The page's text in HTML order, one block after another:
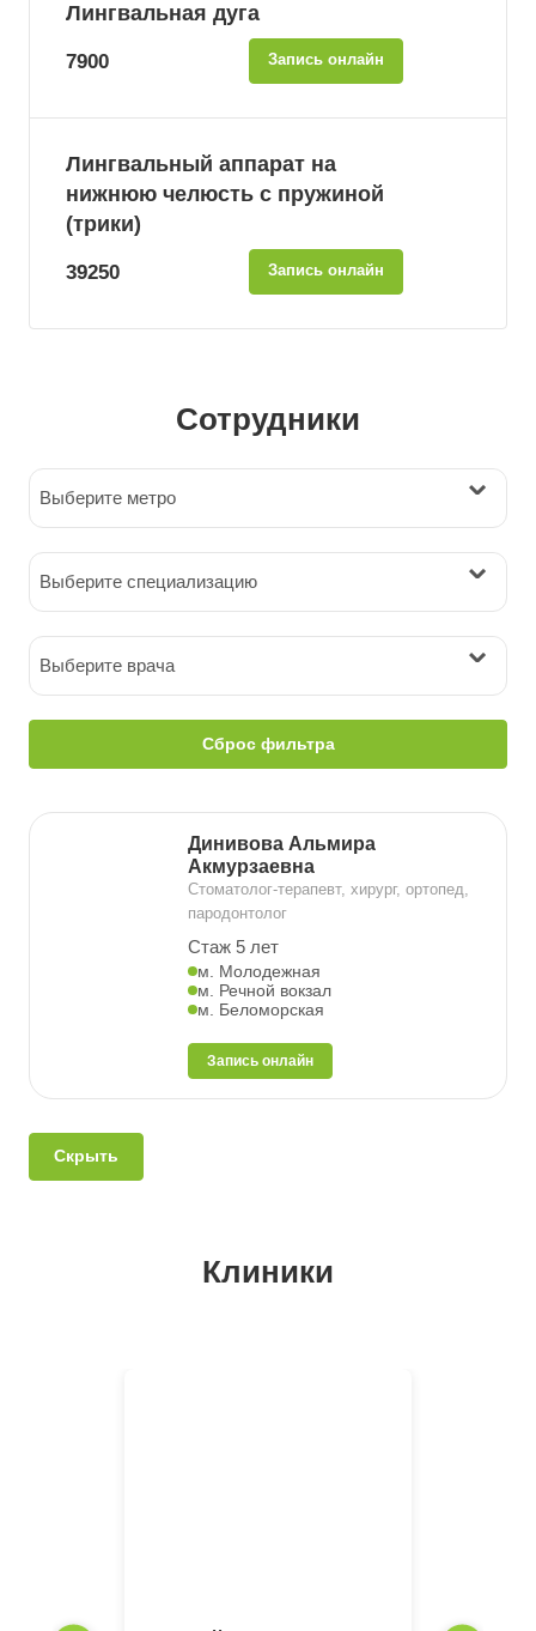
Лингвальная дуга
7900 Запись онлайн
Лингвальный аппарат на
нижнюю челюсть с пружиной
(трики)
39250 Запись онлайн
Сотрудники
Выберите метро
Выберите специализацию
Выберите врача
Сброс фильтра
Динивова Альмира
Акмурзаевна
Стоматолог-терапевт, хирург, ортопед,
пародонтолог
Стаж 5 лет
м. Молодежная
м. Речной вокзал
м. Беломорская
Запись онлайн
Скрыть
Клиники